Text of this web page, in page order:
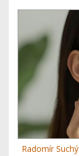
Radomír Suchý